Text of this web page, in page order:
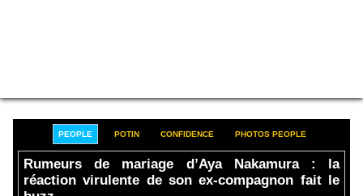
PEOPLE POTIN CONFIDENCE PHOTOS PEOPLE
Rumeurs de mariage d’Aya Nakamura : la
réaction virulente de son ex-compagnon fait le